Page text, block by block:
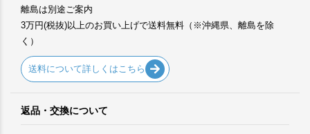
離島は別途ご案内
3万円(税抜)以上のお買い上げで送料無料（※沖縄県、離島を除
く）
送料について詳しくはこちら
返品・交換について